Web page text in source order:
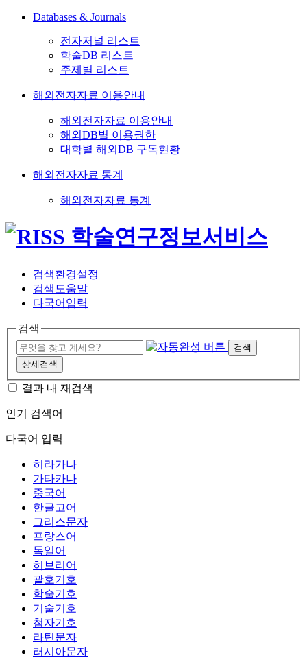
Databases & Journals
전자저널 리스트
학술DB 리스트
주제별 리스트
해외전자자료 이용안내
해외전자자료 이용안내
해외DB별 이용권한
대학별 해외DB 구독현황
해외전자자료 통계
해외전자자료 통계
검색환경설정
검색도움말
다국어입력
검색
검색
상세검색
결과 내 재검색
인기 검색어
다국어 입력
히라가나
가타카나
중국어
한글고어
그리스문자
프랑스어
독일어
히브리어
괄호기호
학술기호
기술기호
첨자기호
라틴문자
러시아문자